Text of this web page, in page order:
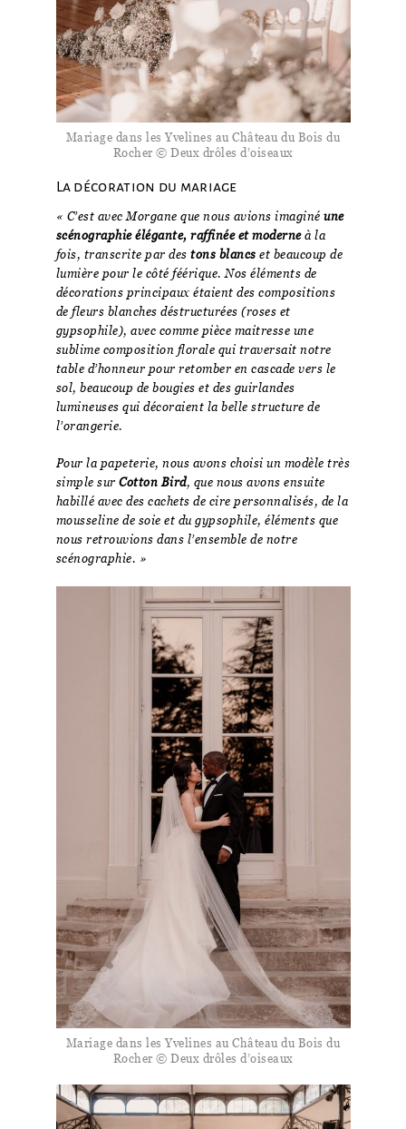
Mariage dans les Yvelines au Château du Bois du
Rocher © Deux drôles d’oiseaux
La décoration du mariage
« C’est avec Morgane que nous avions imaginé une
scénographie élégante, raffinée et moderneà la
fois, transcrite par des tons blancs et beaucoup de
lumière pour le côté féérique. Nos éléments de
décorations principaux étaient des compositions
de fleurs blanches déstructurées (roses et
gypsophile), avec comme pièce maitresse une
sublime composition florale qui traversait notre
table d’honneur pour retomber en cascade vers le
sol, beaucoup de bougies et des guirlandes
lumineuses qui décoraient la belle structure de
l’orangerie.
Pour la papeterie, nous avons choisi un modèle très
simple sur Cotton Bird, que nous avons ensuite
habillé avec des cachets de cire personnalisés, de la
mousseline de soie et du gypsophile, éléments que
nous retrouvions dans l’ensemble de notre
scénographie. »
Mariage dans les Yvelines au Château du Bois du
Rocher © Deux drôles d’oiseaux